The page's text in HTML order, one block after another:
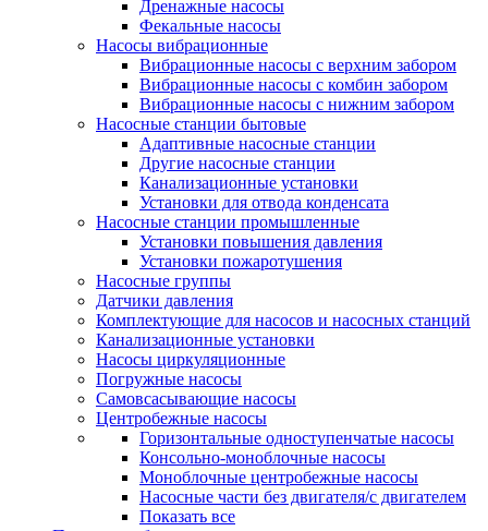
Дренажные насосы
Фекальные насосы
Насосы вибрационные
Вибрационные насосы с верхним забором
Вибрационные насосы с комбин забором
Вибрационные насосы с нижним забором
Насосные станции бытовые
Адаптивные насосные станции
Другие насосные станции
Канализационные установки
Установки для отвода конденсата
Насосные станции промышленные
Установки повышения давления
Установки пожаротушения
Насосные группы
Датчики давления
Комплектующие для насосов и насосных станций
Канализационные установки
Насосы циркуляционные
Погружные насосы
Самовсасывающие насосы
Центробежные насосы
Горизонтальные одноступенчатые насосы
Консольно-моноблочные насосы
Моноблочные центробежные насосы
Насосные части без двигателя/с двигателем
Показать все